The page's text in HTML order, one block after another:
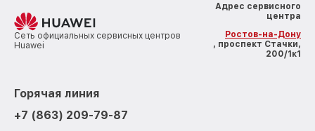
Сеть официальных сервисных центров
Huawei
Адрес сервисного
центра
Ростов-на-Дону
, проспект Стачки,
200/1к1
Горячая линия
+7 (863) 209-79-87